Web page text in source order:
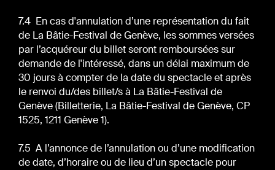
7.4 En cas d'annulation d’une représentation du fait
de La Bâtie-Festival de Genève, les sommes versées
par l’acquéreur du billet seront remboursées sur
demande de l'intéressé, dans un délai maximum de
30 jours à compter de la date du spectacle et après
le renvoi du/des billet/s à La Bâtie-Festival de
Genève (Billetterie, La Bâtie-Festival de Genève, CP
1525, 1211 Genève 1).
7.5 A l’annonce de l’annulation ou d’une modification
de date, d’horaire ou de lieu d’un spectacle pour